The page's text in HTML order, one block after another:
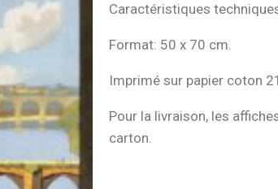
Caractéristiques
Format: 50 x 70 cm.
Imprimé sur papier coton
Pour la livraison, les
carton.